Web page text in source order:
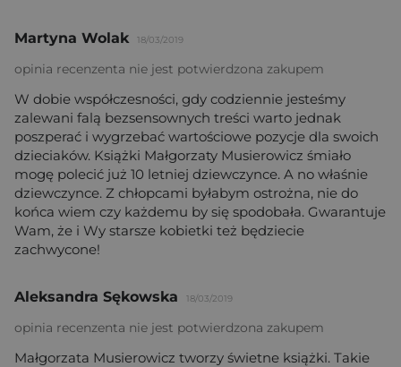
Martyna Wolak 18/03/2019
opinia recenzenta nie jest potwierdzona zakupem
W dobie współczesności, gdy codziennie jesteśmy
zalewani falą bezsensownych treści warto jednak
poszperać i wygrzebać wartościowe pozycje dla swoich
dzieciaków. Książki Małgorzaty Musierowicz śmiało
mogę polecić już 10 letniej dziewczynce. A no właśnie
dziewczynce. Z chłopcami byłabym ostrożna, nie do
końca wiem czy każdemu by się spodobała. Gwarantuje
Wam, że i Wy starsze kobietki też będziecie
zachwycone!
Aleksandra Sękowska 18/03/2019
opinia recenzenta nie jest potwierdzona zakupem
Małgorzata Musierowicz tworzy świetne książki. Takie